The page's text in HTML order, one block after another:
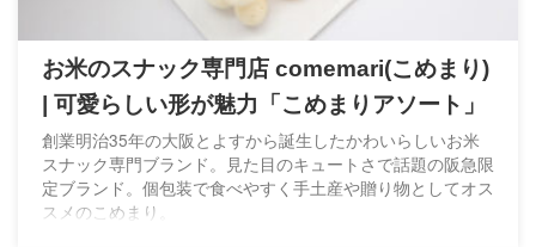
お米のスナック専門店 comemari(こめまり)
| 可愛らしい形が魅力「こめまりアソート」
創業明治35年の大阪とよすから誕生したかわいらしいお米
スナック専門ブランド。見た目のキュートさで話題の阪急限
定ブランド。個包装で食べやすく手土産や贈り物としてオス
スメのこめまり。